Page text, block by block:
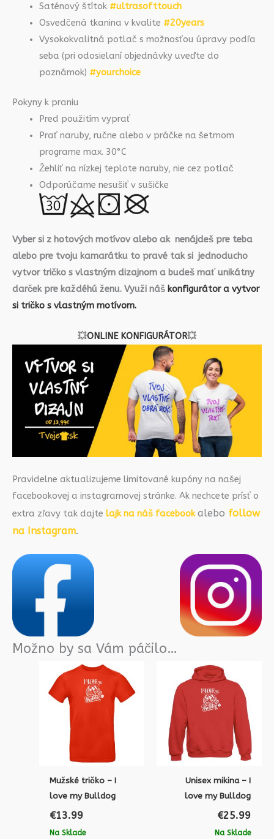
Saténový štítok #ultrasofttouch
Osvedčená tkanina v kvalite #20years
Vysokokvalitná potlač s možnosťou úpravy podľa
seba (pri odosielaní objednávky uveďte do
poznámok) #yourchoice
Pokyny k praniu
Pred použitím vyprať
Prať naruby, ručne alebo v práčke na šetrnom
programe max. 30°C
Žehliť na nízkej teplote naruby, nie cez potlač
Odporúčame nesušiť v sušičke
Vyber si z hotových motívov alebo ak nenájdeš pre teba
alebo pre tvoju kamarátku to pravé tak si jednoducho
vytvor tričko s vlastným dizajnom a budeš mať unikátny
darček pre každéhú ženu. Využi náš konfigurátor a vytvor
si tričko s vlastným motívom.
💥ONLINE KONFIGURÁTOR💥
Pravidelne aktualizujeme limitované kupóny na našej
facebookovej a instagramovej stránke. Ak nechcete prísť o
extra zľavy tak dajte lajk na náš facebookalebo follow
na Instagram.
Možno by sa Vám páčilo…
Mužské tričko – I
love my Bulldog
€13.99
Na Sklade
Unisex mikina – I
love my Bulldog
€25.99
Na Sklade